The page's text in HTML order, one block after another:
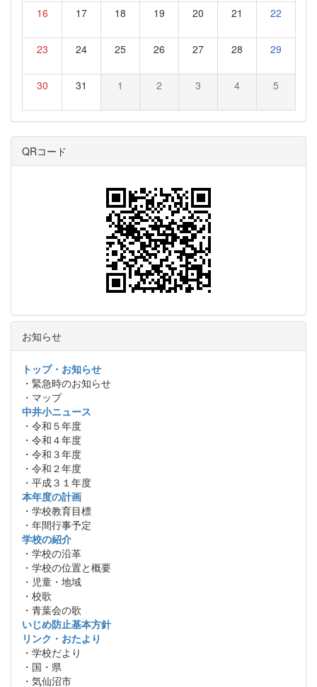
16 17 18 19 20 21 22
23 24 25 26 27 28 29
30 31 1 2 3 4 5
QRコード
お知らせ
トップ・お知らせ
・緊急時のお知らせ
・マップ
中井小ニュース
・令和５年度
・令和４年度
・令和３年度
・令和２年度
・平成３１年度
本年度の計画
・学校教育目標
・年間行事予定
学校の紹介
・学校の沿革
・学校の位置と概要
・児童・地域
・校歌
・青葉会の歌
いじめ防止基本方針
リンク・おたより
・学校だより
・国・県
・気仙沼市